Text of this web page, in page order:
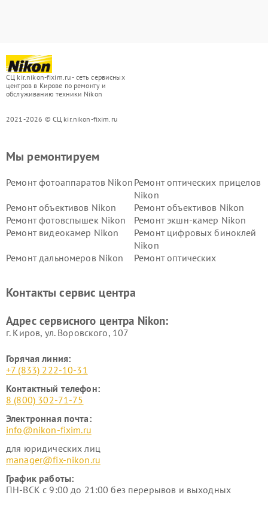
СЦ kir.nikon-fixim.ru - сеть сервисных
центров в Кирове по ремонту и
обслуживанию техники Nikon
2021-2026 © СЦ kir.nikon-fixim.ru
Мы ремонтируем
Ремонт фотоаппаратов Nikon Ремонт оптических прицелов
Nikon
Ремонт объективов Nikon
Ремонт объективов Nikon
Ремонт фотовспышек Nikon
Ремонт экшн-камер Nikon
Ремонт видеокамер Nikon
Ремонт цифровых биноклей
Nikon
Ремонт дальномеров Nikon
Ремонт оптических
Контакты сервис центра
Адрес сервисного центра Nikon:
г. Киров, ул. Воровского, 107
Горячая линия:
+7 (833) 222-10-31
Контактный телефон:
8 (800) 302-71-75
Электронная почта:
info@nikon-fixim.ru
для юридических лиц
manager@fix-nikon.ru
График работы:
ПН-ВСК с 9:00 до 21:00 без перерывов и выходных